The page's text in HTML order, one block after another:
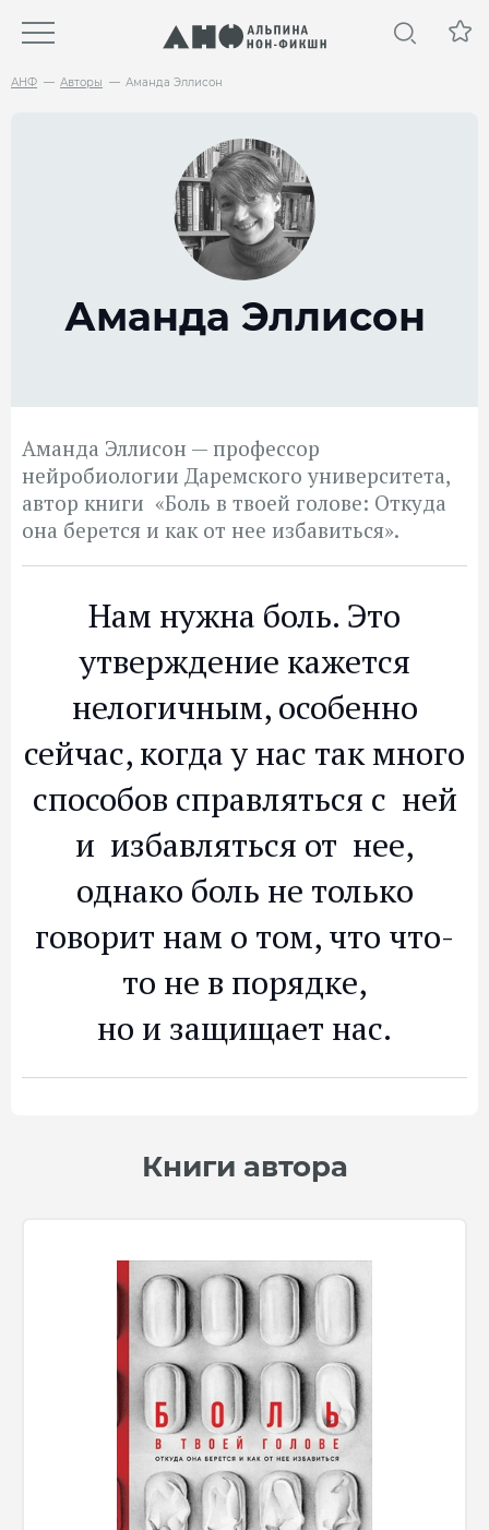
АНФ Авторы Аманда Эллисон
Аманда Эллисон
Аманда Эллисон — профессор
нейробиологии Даремского университета,
автор книги «Боль в твоей голове: Откуда
она берется и как от нее избавиться».
Нам нужна боль. Это
утверждение кажется
нелогичным, особенно
сейчас, когда у нас так много
способов справляться с ней
и избавляться от нее,
однако боль не только
говорит нам о том, что что-
то не в порядке,
но и защищает нас.
Книги автора